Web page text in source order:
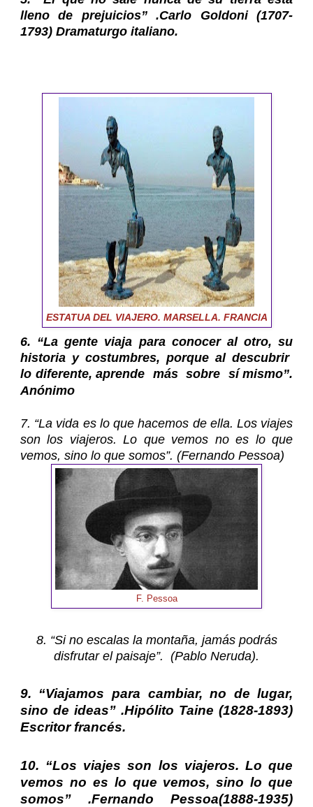
lleno de prejuicios” .Carlo Goldoni(1707-
1793) Dramaturgo italiano.
ESTATUA DEL VIAJERO. MARSELLA. FRANCIA
6. “La gente viaja para conocer al otro, su
historia y costumbres, porque al descubrir
lo diferente, aprende más sobre sí mismo”.
Anónimo
7. “La vida es lo que hacemos de ella. Los viajes
son los viajeros. Lo que vemos no es lo que
vemos, sino lo que somos”. (Fernando Pessoa)
F. Pessoa
8. “Si no escalas la montaña, jamás podrás
disfrutar el paisaje”. (Pablo Neruda).
9. “Viajamos para cambiar, no de lugar,
sino de ideas” .Hipólito Taine (1828-1893)
Escritor francés.
10. “Los viajes son los viajeros. Lo que
vemos no es lo que vemos, sino lo que
somos” .Fernando Pessoa(1888-1935)